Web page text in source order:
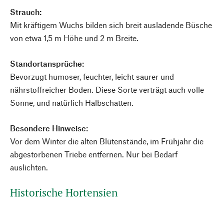
Strauch:
Mit kräftigem Wuchs bilden sich breit ausladende Büsche
von etwa 1,5 m Höhe und 2 m Breite.
Standortansprüche:
Bevorzugt humoser, feuchter, leicht saurer und
nährstoffreicher Boden. Diese Sorte verträgt auch volle
Sonne, und natürlich Halbschatten.
Besondere Hinweise:
Vor dem Winter die alten Blütenstände, im Frühjahr die
abgestorbenen Triebe entfernen. Nur bei Bedarf
auslichten.
Historische Hortensien